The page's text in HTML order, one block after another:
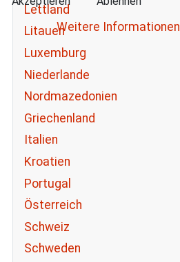
Lettland
Litauen
Luxemburg
Niederlande
Nordmazedonien
Griechenland
Italien
Kroatien
Portugal
Österreich
Schweiz
Schweden
Weitere Informationen